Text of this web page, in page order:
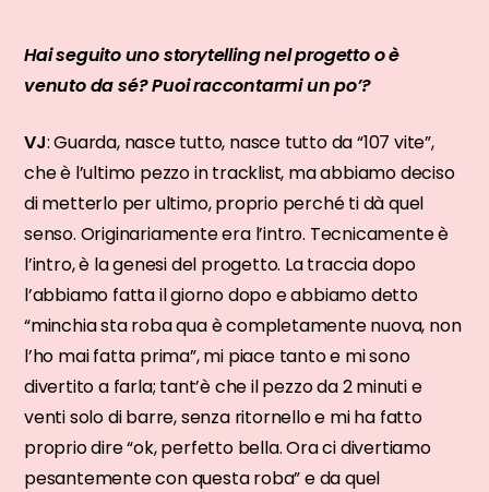
Hai seguito uno storytelling nel progetto o è
venuto da sé? Puoi raccontarmi un po’?
VJ: Guarda, nasce tutto, nasce tutto da “107 vite”,
che è l’ultimo pezzo in tracklist, ma abbiamo deciso
di metterlo per ultimo, proprio perché ti dà quel
senso. Originariamente era l’intro. Tecnicamente è
l’intro, è la genesi del progetto. La traccia dopo
l’abbiamo fatta il giorno dopo e abbiamo detto
“minchia sta roba qua è completamente nuova, non
l’ho mai fatta prima”, mi piace tanto e mi sono
divertito a farla; tant’è che il pezzo da 2 minuti e
venti solo di barre, senza ritornello e mi ha fatto
proprio dire “ok, perfetto bella. Ora ci divertiamo
pesantemente con questa roba” e da quel